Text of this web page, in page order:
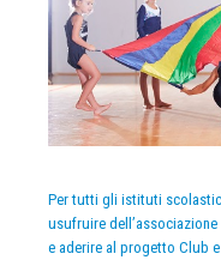
Per tutti gli istituti
usufruire
e aderire al progetto Club